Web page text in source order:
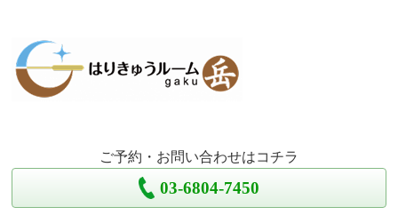
ご予約・お問い合わせはコチラ
03-6804-7450